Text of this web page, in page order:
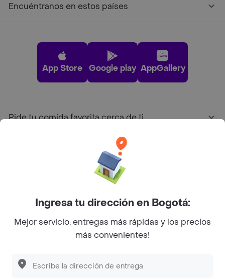
Encuéntranos en estos países
App Store Google play AppGallery
Pide tu comida favorita cerca de ti
Sobre Rappi
Facebook
Twitter
Instagram
©2026Rappi Inc. All rights reserved.
Ingresa tu dirección en Bogotá:
Mejor servicio, entregas más rápidas y los precios
más convenientes!